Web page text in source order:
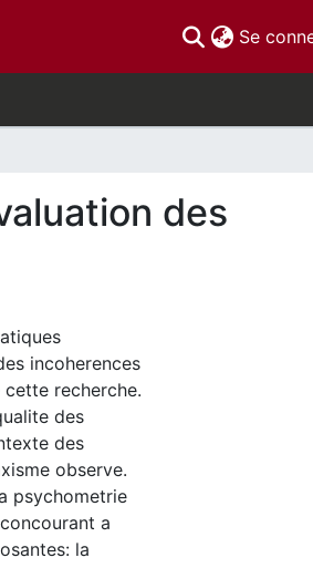
Se
des
incoherences
recherche.
des
des
observe.
psychometrie
a
la